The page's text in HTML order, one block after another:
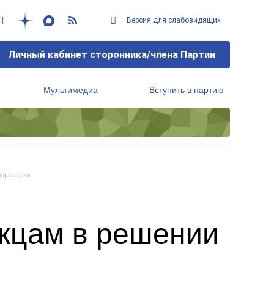
Версия для слабовидящих
Личный кабинет сторонника/члена Партии
Мультимедиа Вступить в партию
в решении